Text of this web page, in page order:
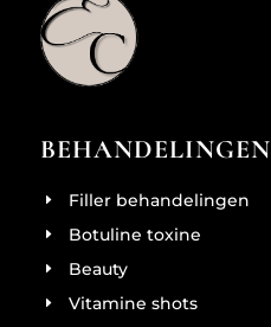
BEHANDELINGEN
Filler behandelingen
Botuline toxine
Beauty
Vitamine shots